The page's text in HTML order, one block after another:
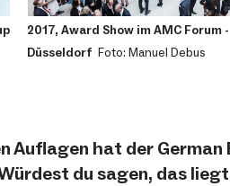
2017, Award Show im AMC Forum -
Düsseldorf Foto: Manuel Debus
Auflagen hat der German
du sagen, das